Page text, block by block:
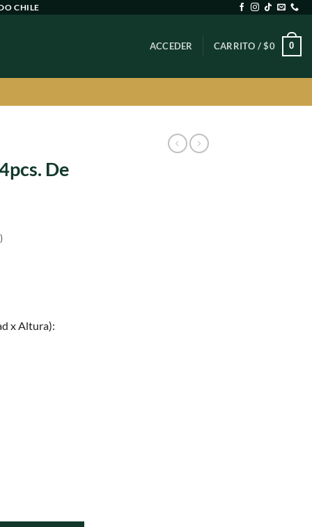
CHILE
ACCEDER CARRITO /$0 0
De
x Altura):